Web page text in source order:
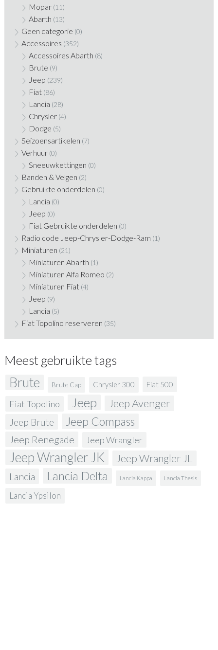
Mopar (11)
Abarth (13)
Geen categorie (0)
Accessoires (352)
Accessoires Abarth (8)
Brute (9)
Jeep (239)
Fiat (86)
Lancia (28)
Chrysler (4)
Dodge (5)
Seizoensartikelen (7)
Verhuur (0)
Sneeuwkettingen (0)
Banden & Velgen (2)
Gebruikte onderdelen (0)
Lancia (0)
Jeep (0)
Fiat Gebruikte onderdelen (0)
Radio code Jeep-Chrysler-Dodge-Ram (1)
Miniaturen (21)
Miniaturen Abarth (1)
Miniaturen Alfa Romeo (2)
Miniaturen Fiat (4)
Jeep (9)
Lancia (5)
Fiat Topolino reserveren (35)
Meest gebruikte tags
Brute Brute Cap Chrysler 300 Fiat 500
Fiat Topolino Jeep Jeep Avenger
Jeep Brute Jeep Compass
Jeep Renegade Jeep Wrangler
Jeep Wrangler JK Jeep Wrangler JL
Lancia Lancia Delta Lancia Kappa Lancia Thesis
Lancia Ypsilon